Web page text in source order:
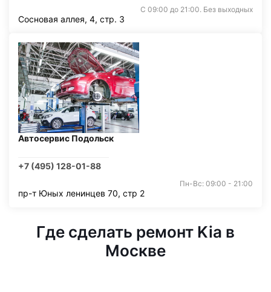
С 09:00 до 21:00. Без выходных
Сосновая аллея, 4, стр. 3
Автосервис Подольск
+7 (495) 128-01-88
Пн-Вс: 09:00 - 21:00
пр-т Юных ленинцев 70, стр 2
Где сделать ремонт Kia в
Москве